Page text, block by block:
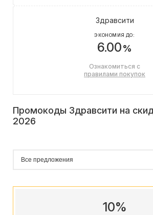
Здравсити
ЭКОНОМИЯ ДО:
6.00%
Ознакомиться с
правилами покупок
Промокоды Здравсити на
2026
10%